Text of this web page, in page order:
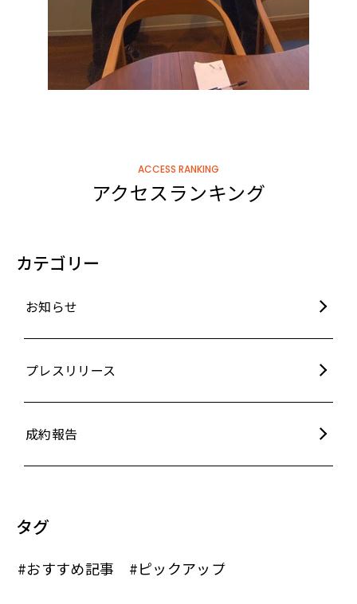
ACCESS RANKING
アクセスランキング
カテゴリー
お知らせ
プレスリリース
成約報告
タグ
#おすすめ記事 #ピックアップ